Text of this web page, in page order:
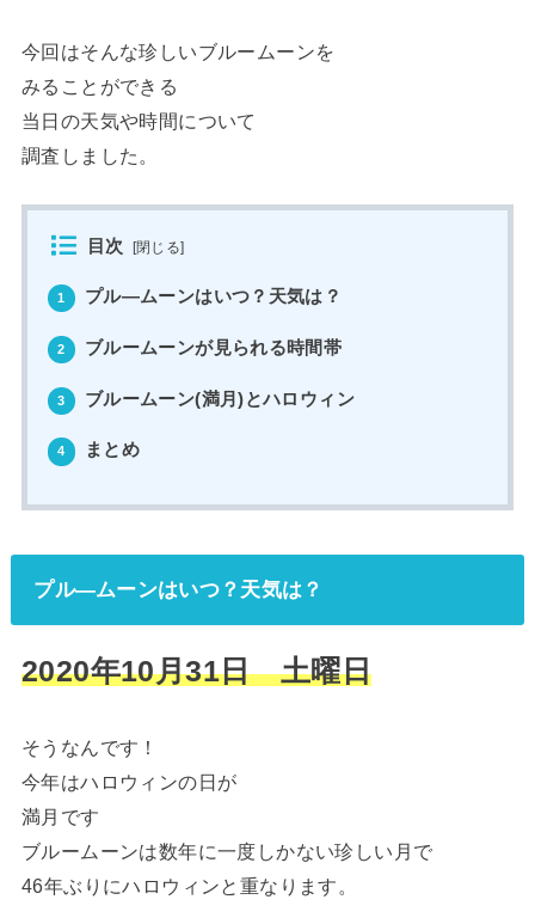
今回はそんな珍しいブルームーンを
みることができる
当日の天気や時間について
調査しました。
目次 [閉じる]
1 プル―ムーンはいつ？天気は？
2 ブルームーンが見られる時間帯
3 ブルームーン(満月)とハロウィン
4 まとめ
プル―ムーンはいつ？天気は？
2020年10月31日 土曜日
そうなんです！
今年はハロウィンの日が
満月です
ブルームーンは数年に一度しかない珍しい月で
46年ぶりにハロウィンと重なります。